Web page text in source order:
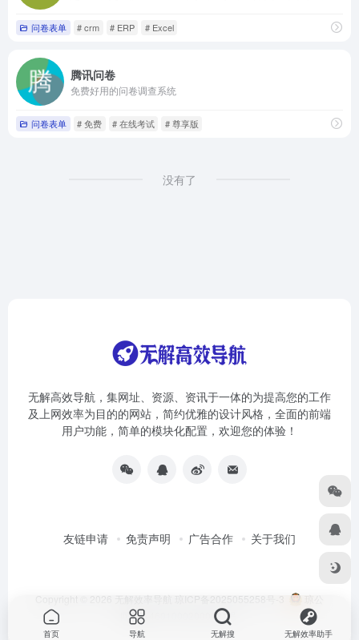
问卷表单 # crm # ERP # Excel
腾讯问卷
免费好用的问卷调查系统
问卷表单 # 免费 # 在线考试 # 尊享版
没有了
无解高效导航，集网址、资源、资讯于一体的为提高您的工作
及上网效率为目的的网站，简约优雅的设计风格，全面的前端
用户功能，简单的模块化配置，欢迎您的体验！
友链申请 免责声明 广告合作 关于我们
Copyright © 2026 无解效率导航 琼ICP备2025055258号-3
琼公
网安备46010002000981号
首页 导航 无解搜 无解效率助手